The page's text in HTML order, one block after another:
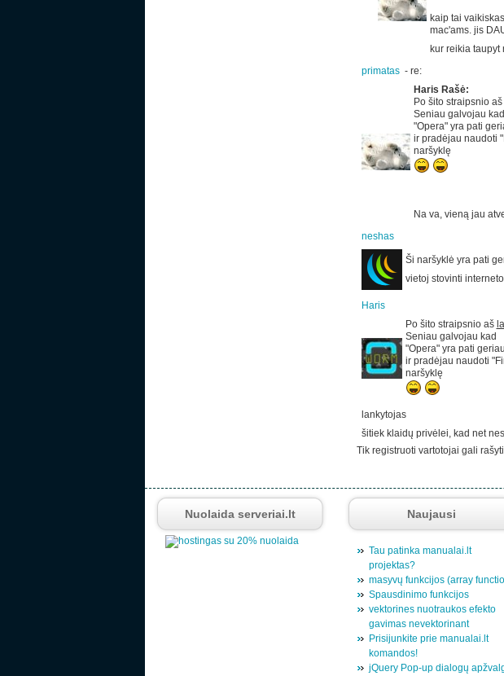
kaip tai
mac'ams. jis
kur reikia taupyt
primatas- re:
Haris Rašė:
Po šito straipsnio aš
Seniau galvojau kad
"Opera" yra pati
ir pradėjau naudoti
naršyklę
Na va, vieną jau
neshas
Ši naršyklė yra pati
vietoj stovinti
Haris
Po šito straipsnio aš
Seniau galvojau kad
"Opera" yra pati
ir pradėjau naudoti
naršyklę
lankytojas
šitiek klaidų privėlei, kad net
Tik registruoti vartotojai gali
Nuolaida serveriai.lt Naujausi
Tau patinka manualai.lt
projektas?
masyvų funkcijos (array
Spausdinimo funkcijos
vektorines nuotraukos efekto
gavimas nevektorinant
Prisijunkite prie manualai.lt
komandos!
jQuery Pop-up dialogų